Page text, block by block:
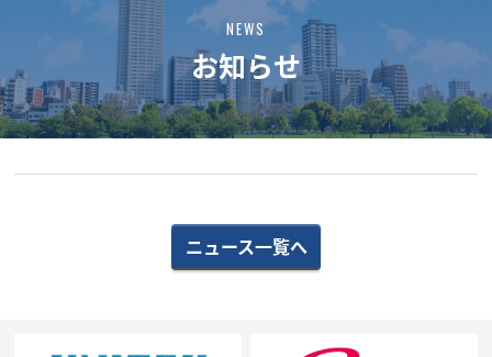
NEWS
お知らせ
ニュース一覧へ